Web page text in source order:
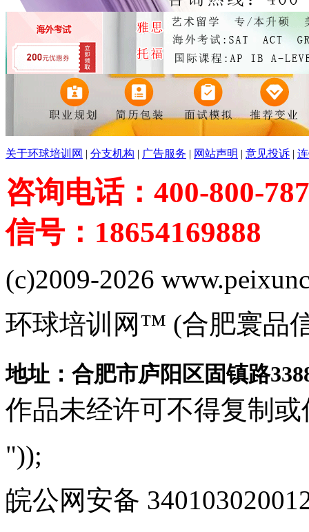
关于环球培训网 | 分支机构 | 广告服务 | 网站声明 | 意见投诉 |
咨询电话：400-800-
信号：18654169888
(c)2009-2026
环球培训网™ (合肥寰品
地址：合肥市庐阳区固镇路
作品未经许可不得复制或
"));
皖公网安备